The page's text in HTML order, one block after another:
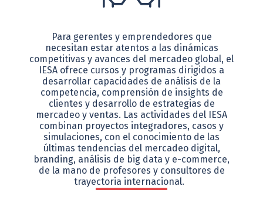
International Faculty
Escuelas y Centros
Para gerentes y emprendedores que
necesitan estar atentos a las dinámicas
competitivas y avances del mercadeo global, el
IESA ofrece cursos y programas dirigidos a
desarrollar capacidades de análisis de la
competencia, comprensión de insights de
clientes y desarrollo de estrategias de
mercadeo y ventas. Las actividades del IESA
combinan proyectos integradores, casos y
simulaciones, con el conocimiento de las
últimas tendencias del mercadeo digital,
branding, análisis de big data y e-commerce,
de la mano de profesores y consultores de
trayectoria internacional.